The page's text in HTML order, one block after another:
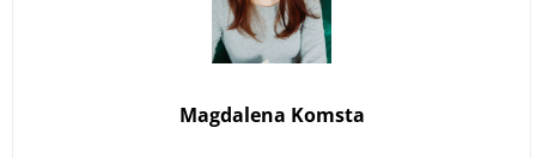
Magdalena Komsta